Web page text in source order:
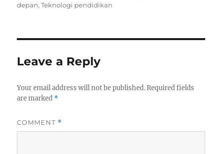
depan,Teknologi pendidikan
Leave a Reply
Your email address will not be published. Required fields
are marked *
COMMENT *